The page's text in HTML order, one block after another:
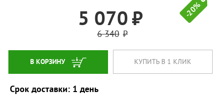
-20%
5 070
6 340
В КОРЗИНУ КУПИТЬ В 1 КЛИК
Срок доставки: 1 день